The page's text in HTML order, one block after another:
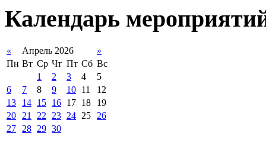
Календарь
« Апрель 2026
»
Пн Вт Ср Чт Пт Сб Вс
1
2 3 4
5
6
7 8 9 10 11
12
13
14 15 16 17 18
19
20
21 22 23 24 25
26
27
28 29 30